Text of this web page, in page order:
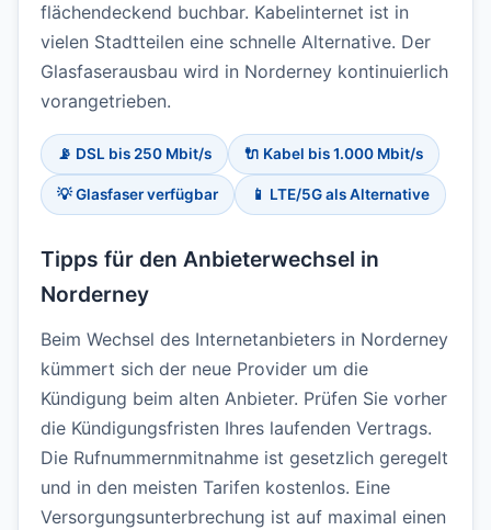
flächendeckend buchbar. Kabelinternet ist in
vielen Stadtteilen eine schnelle Alternative. Der
Glasfaserausbau wird in Norderney kontinuierlich
vorangetrieben.
📡 DSL bis 250 Mbit/s 🔌 Kabel bis 1.000 Mbit/s
💡 Glasfaser verfügbar 📱 LTE/5G als Alternative
Tipps für den Anbieterwechsel in
Norderney
Beim Wechsel des Internetanbieters in Norderney
kümmert sich der neue Provider um die
Kündigung beim alten Anbieter. Prüfen Sie vorher
die Kündigungsfristen Ihres laufenden Vertrags.
Die Rufnummernmitnahme ist gesetzlich geregelt
und in den meisten Tarifen kostenlos. Eine
Versorgungsunterbrechung ist auf maximal einen